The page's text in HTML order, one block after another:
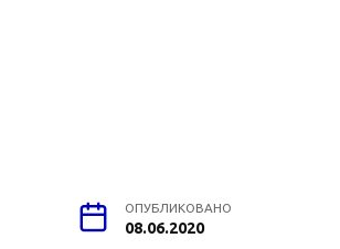
ОПУБЛИКОВАНО
08.06.2020